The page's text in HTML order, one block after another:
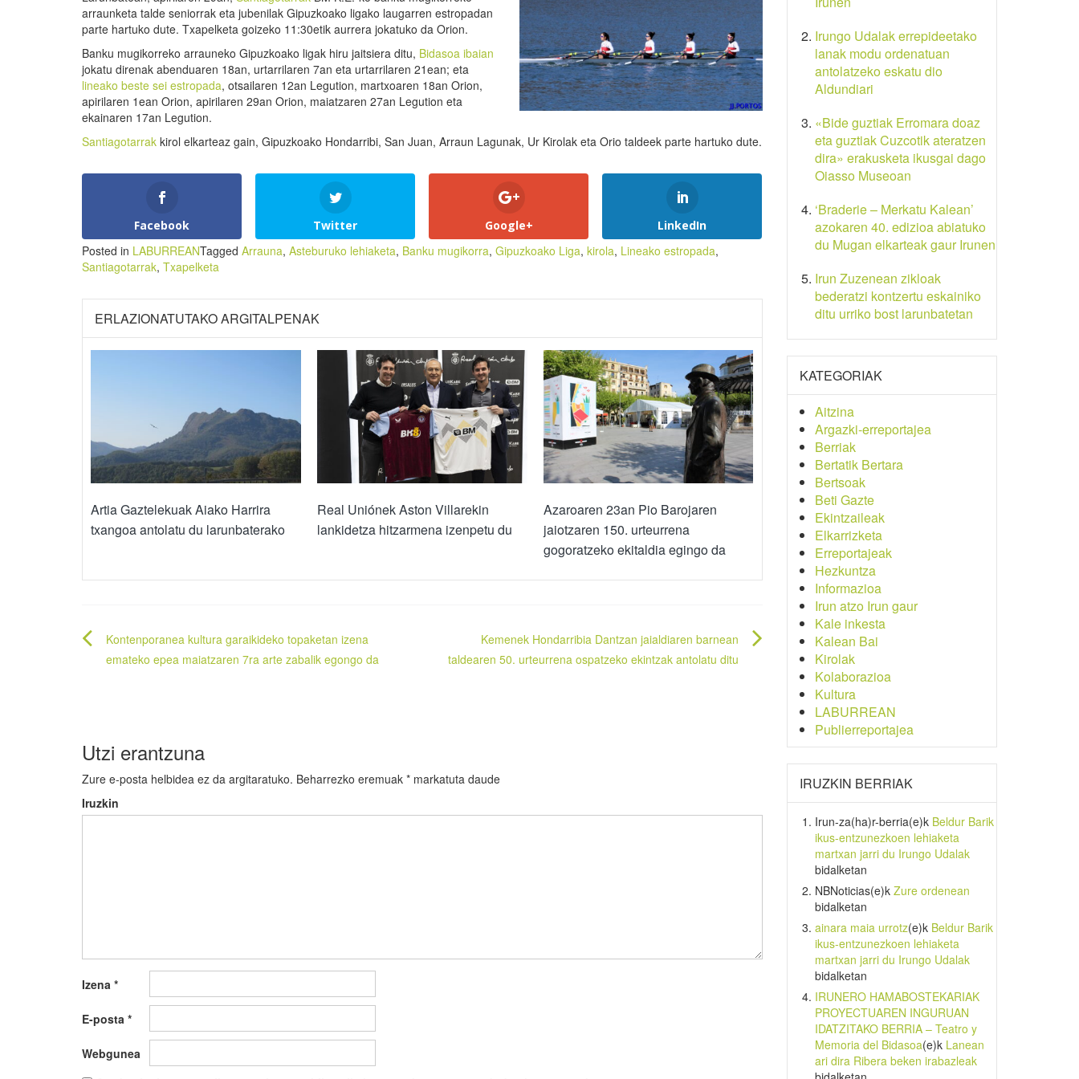
arraunketa talde seniorrak eta jubenilak Gipuzkoako ligako laugarren estropadan
parte hartuko dute. Txapelketa goizeko 11:30etik aurrera jokatuko da Orion.
Banku mugikorreko arrauneko Gipuzkoako ligak hiru jaitsiera ditu, Bidasoa ibaian
jokatu direnak abenduaren 18an, urtarrilaren 7an eta urtarrilaren 21ean; eta
lineako beste sei estropada, otsailaren 12an Legution, martxoaren 18an Orion,
apirilaren 1ean Orion, apirilaren 29an Orion, maiatzaren 27an Legution eta
ekainaren 17an Legution.
Santiagotarrak kirol elkarteaz gain, Gipuzkoako Hondarribi, San Juan, Arraun Lagunak, Ur Kirolak eta Orio taldeek parte hartuko dute.
Facebook Twitter Google+ LinkedIn
Posted in LABURREANTagged Arrauna, Asteburuko lehiaketa, Banku mugikorra, Gipuzkoako Liga, kirola, Lineako estropada,
Santiagotarrak, Txapelketa
ERLAZIONATUTAKO ARGITALPENAK
Artia Gaztelekuak Aiako Harrira
txangoa antolatu du larunbaterako
Real Uniónek Aston Villarekin
lankidetza hitzarmena izenpetu du
Azaroaren 23an Pio Barojaren
jaiotzaren 150. urteurrena
gogoratzeko ekitaldia egingo da
Bidalketetan
zehar
Kontenporanea kultura garaikideko topaketan izena
emateko epea maiatzaren 7ra arte zabalik egongo da
Kemenek Hondarribia Dantzan jaialdiaren barnean
taldearen 50. urteurrena ospatzeko ekintzak antolatu ditu
Utzi erantzuna
Zure e-posta helbidea ez da argitaratuko. Beharrezko eremuak * markatuta daude
Iruzkin
Izena *
E-posta *
Webgunea
Irungo Udalak errepideetako
lanak modu ordenatuan
antolatzeko eskatu dio
Aldundiari
«Bide guztiak Erromara doaz
eta guztiak Cuzcotik ateratzen
dira» erakusketa ikusgai dago
Oiasso Museoan
‘Braderie – Merkatu Kalean’
azokaren 40. edizioa abiatuko
du Mugan elkarteak gaur Irunen
Irun Zuzenean zikloak
bederatzi kontzertu eskainiko
ditu urriko bost larunbatetan
KATEGORIAK
Aitzina
Argazki-erreportajea
Berriak
Bertatik Bertara
Bertsoak
Beti Gazte
Ekintzaileak
Elkarrizketa
Erreportajeak
Hezkuntza
Informazioa
Irun atzo Irun gaur
Kale inkesta
Kalean Bai
Kirolak
Kolaborazioa
Kultura
LABURREAN
Publierreportajea
IRUZKIN BERRIAK
Irun-za(ha)r-berria(e)k Beldur Barik
ikus-entzunezkoen lehiaketa
martxan jarri du Irungo Udalak
bidalketan
NBNoticias(e)k Zure ordenean
bidalketan
ainara maia urrotz(e)k Beldur Barik
ikus-entzunezkoen lehiaketa
martxan jarri du Irungo Udalak
bidalketan
IRUNERO HAMABOSTEKARIAK
PROYECTUAREN INGURUAN
IDATZITAKO BERRIA – Teatro y
Memoria del Bidasoa(e)k Lanean
ari dira Ribera beken irabazleak